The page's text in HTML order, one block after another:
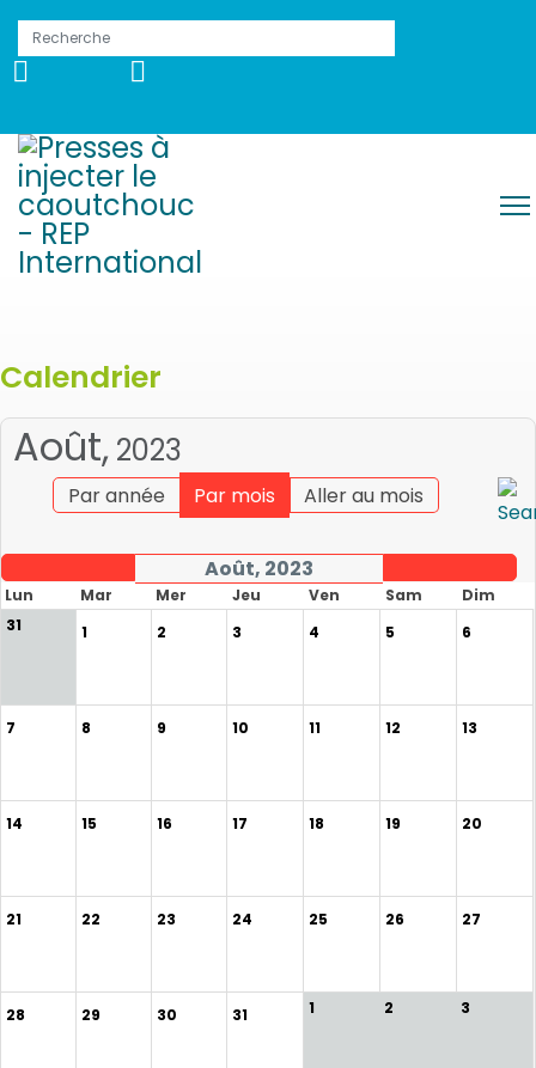
Calendrier
Août, 2023
Par année Par mois Aller au mois
Août, 2023
Lun Mar Mer Jeu Ven Sam
Dim
31
1 2 3 4 5 6
7 8 9 10 11 12 13
14 15 16 17 18 19 20
21 22 23 24 25 26 27
28 29 30 31 1 2 3